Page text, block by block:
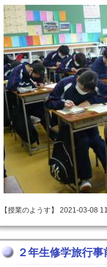
【授業のようす】 2021-03-08
２年生修学旅行事